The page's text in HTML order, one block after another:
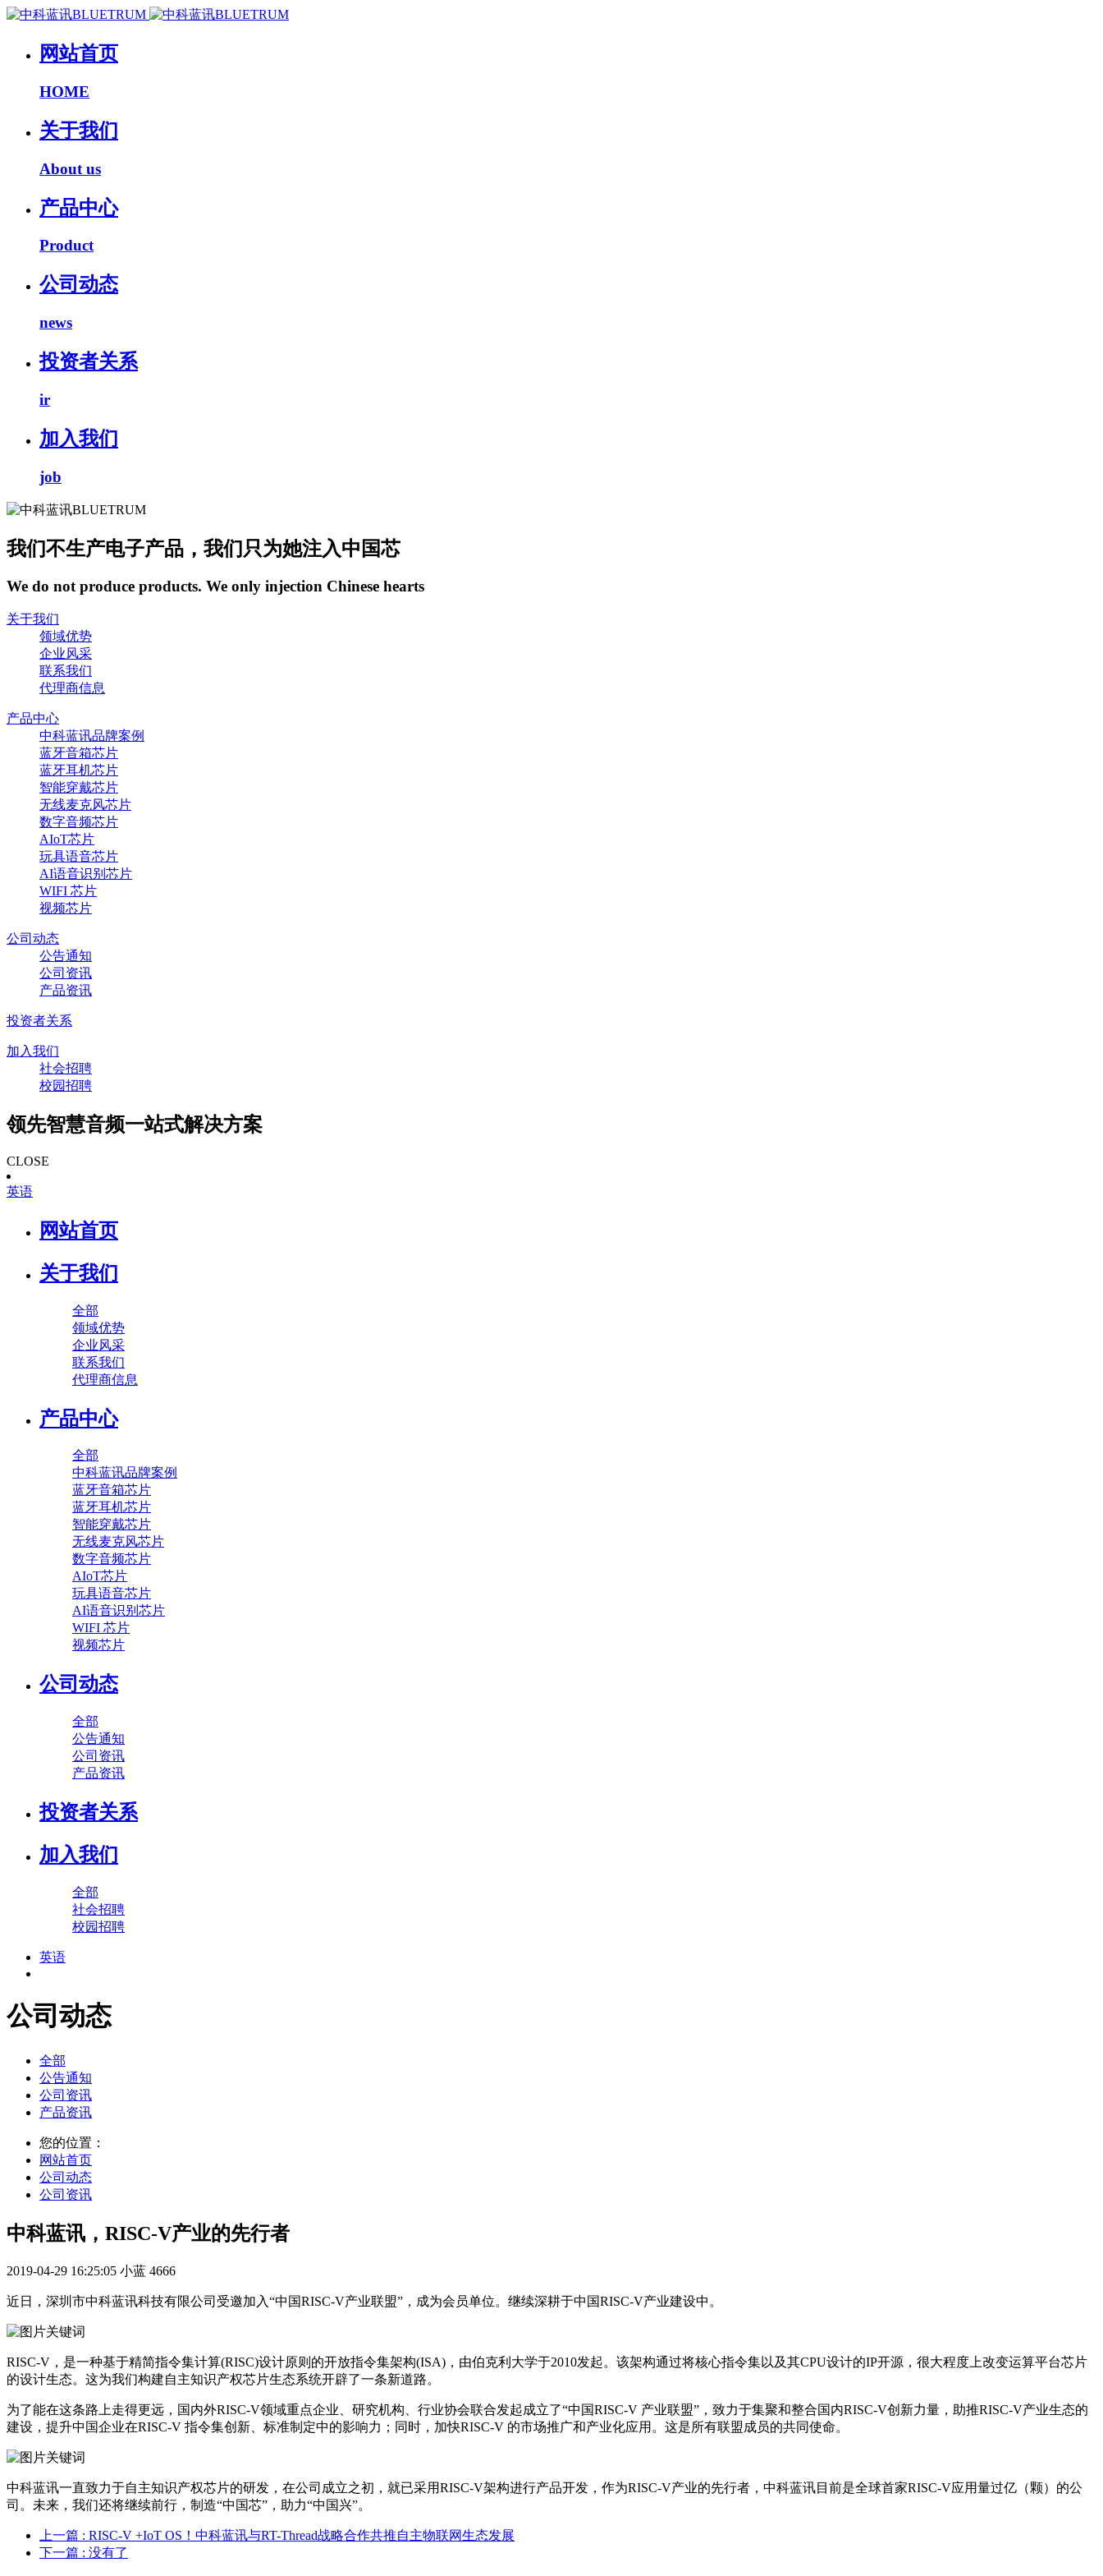
网站首页
HOME
关于我们
About us
产品中心
Product
公司动态
news
投资者关系
ir
加入我们
job
我们不生产电子产品，我们只为她注入中国芯
We do not produce products. We only injection Chinese hearts
关于我们
领域优势
企业风采
联系我们
代理商信息
产品中心
中科蓝讯品牌案例
蓝牙音箱芯片
蓝牙耳机芯片
智能穿戴芯片
无线麦克风芯片
数字音频芯片
AIoT芯片
玩具语音芯片
AI语音识别芯片
WIFI 芯片
视频芯片
公司动态
公告通知
公司资讯
产品资讯
投资者关系
加入我们
社会招聘
校园招聘
领先智慧音频一站式解决方案
CLOSE
英语
网站首页
关于我们
全部
领域优势
企业风采
联系我们
代理商信息
产品中心
全部
中科蓝讯品牌案例
蓝牙音箱芯片
蓝牙耳机芯片
智能穿戴芯片
无线麦克风芯片
数字音频芯片
AIoT芯片
玩具语音芯片
AI语音识别芯片
WIFI 芯片
视频芯片
公司动态
全部
公告通知
公司资讯
产品资讯
投资者关系
加入我们
全部
社会招聘
校园招聘
英语
公司动态
全部
公告通知
公司资讯
产品资讯
您的位置：
网站首页
公司动态
公司资讯
中科蓝讯，RISC-V产业的先行者
2019-04-29 16:25:05 小蓝 4666
近日，深圳市中科蓝讯科技有限公司受邀加入“中国RISC-V产业联盟”，成为会员单位。继续深耕于中国RISC-V产业建设中。
RISC-V，是一种基于精简指令集计算(RISC)设计原则的开放指令集架构(ISA)，由伯克利大学于2010发起。该架构通过将核心指令集以及其CPU设计的IP开源，很大程度上改变运算平台芯片
的设计生态。这为我们构建自主知识产权芯片生态系统开辟了一条新道路。
为了能在这条路上走得更远，国内外RISC-V领域重点企业、研究机构、行业协会联合发起成立了“中国RISC-V 产业联盟”，致力于集聚和整合国内RISC-V创新力量，助推RISC-V产业生态的
建设，提升中国企业在RISC-V 指令集创新、标准制定中的影响力；同时，加快RISC-V 的市场推广和产业化应用。这是所有联盟成员的共同使命。
中科蓝讯一直致力于自主知识产权芯片的研发，在公司成立之初，就已采用RISC-V架构进行产品开发，作为RISC-V产业的先行者，中科蓝讯目前是全球首家RISC-V应用量过亿（颗）的公
司。未来，我们还将继续前行，制造“中国芯”，助力“中国兴”。
上一篇 : RISC-V +IoT OS！中科蓝讯与RT-Thread战略合作共推自主物联网生态发展
下一篇 : 没有了